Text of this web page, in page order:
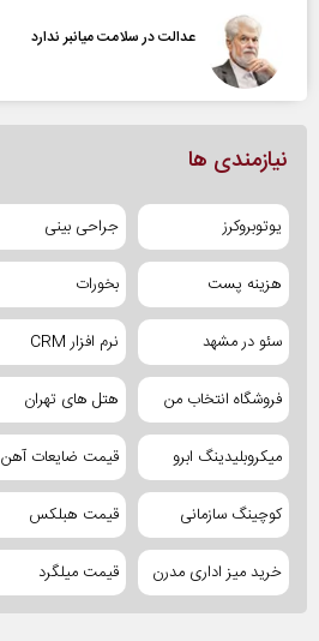
عدالت در سلامت میانبر ندارد
نیازمندی ها
یوتوبروکرز جراحی بینی
هزینه پست بخورات
سئو در مشهد نرم افزار CRM
فروشگاه انتخاب من هتل های تهران
میکروبلیدینگ ابرو قیمت ضایعات آهن
کوچینگ سازمانی قیمت هبلکس
خرید میز اداری مدرن قیمت میلگرد